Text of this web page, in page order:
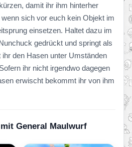
damit ihr ihm hinterher
sich vor euch kein Objekt im
einsetzen. Haltet dazu im
gedrückt und springt als
den Hasen unter Umständen
ihr nicht irgendwo dagegen
erwischt bekommt ihr von ihm
General Maulwurf